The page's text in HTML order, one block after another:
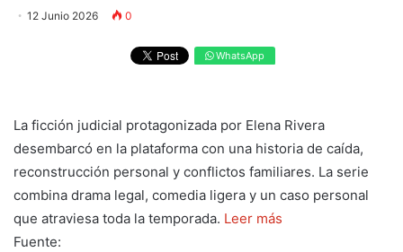
12 Junio 2026 0
WhatsApp
La ficción judicial protagonizada por Elena Rivera
desembarcó en la plataforma con una historia de caída,
reconstrucción personal y conflictos familiares. La serie
combina drama legal, comedia ligera y un caso personal
que atraviesa toda la temporada. Leer más
Fuente: